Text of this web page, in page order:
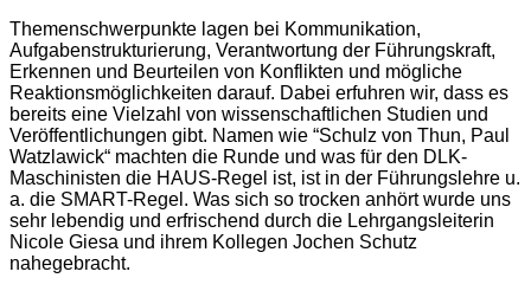
Themenschwerpunkte lagen bei Kommunikation,
Aufgabenstrukturierung, Verantwortung der Führungskraft,
Erkennen und Beurteilen von Konflikten und mögliche
Reaktionsmöglichkeiten darauf. Dabei erfuhren wir, dass es
bereits eine Vielzahl von wissenschaftlichen Studien und
Veröffentlichungen gibt. Namen wie “Schulz von Thun, Paul
Watzlawick“ machten die Runde und was für den DLK-
Maschinisten die HAUS-Regel ist, ist in der Führungslehre u.
a. die SMART-Regel. Was sich so trocken anhört wurde uns
sehr lebendig und erfrischend durch die Lehrgangsleiterin
Nicole Giesa und ihrem Kollegen Jochen Schutz
nahegebracht.